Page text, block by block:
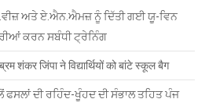
ਅਤੇ ਏ.ਐਨ.ਐਮਜ਼ ਨੂੰ ਦਿੱਤੀ ਗਈ ਯੂ-ਵਿਨ
ਕਰਨ ਸਬੰਧੀ ਟ੍ਰੇਨਿੰਗ
शंकर जिंपा ने विद्यार्थियों को बांटे स्कूल बैग
ਦੀ ਰਹਿੰਦ-ਖੂੰਹਦ ਦੀ ਸੰਭਾਲ ਤਹਿਤ ਪੰਜ